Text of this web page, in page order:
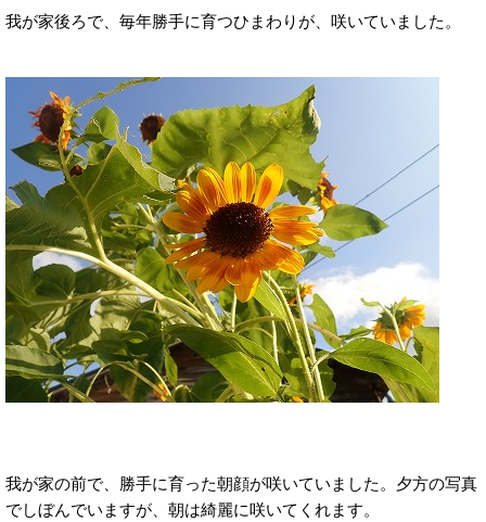
我が家後ろで、毎年勝手に育つひまわりが、咲いていました。
我が家の前で、勝手に育った朝顔が咲いていました。夕方の写真
でしぼんでいますが、朝は綺麗に咲いてくれます。